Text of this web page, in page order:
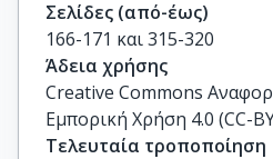
Σελίδες (από-έως)
166-171 και 315-320
Άδεια χρήσης
Creative Commons
Εμπορική Χρήση 4.0 (CC-
Τελευταία τροποποίηση